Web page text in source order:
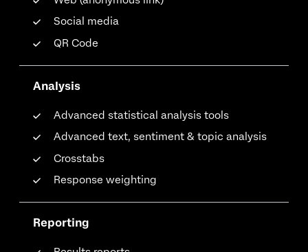
Social media
QR Code
Analysis
Advanced statistical analysis tools
Advanced text, sentiment & topic analysis
Crosstabs
Response weighting
Reporting